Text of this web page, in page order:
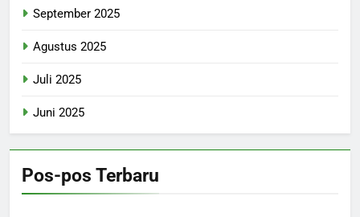
September 2025
Agustus 2025
Juli 2025
Juni 2025
Pos-pos Terbaru